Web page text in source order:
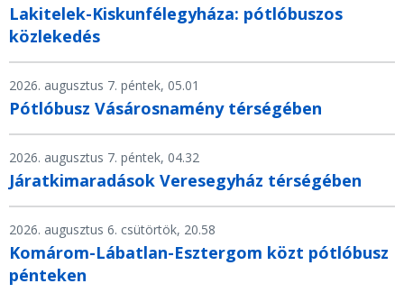
Lakitelek-Kiskunfélegyháza: pótlóbuszos
közlekedés
2026. augusztus 7. péntek, 05.01
Pótlóbusz Vásárosnamény térségében
2026. augusztus 7. péntek, 04.32
Járatkimaradások Veresegyház térségében
2026. augusztus 6. csütörtök, 20.58
Komárom-Lábatlan-Esztergom közt pótlóbusz
pénteken